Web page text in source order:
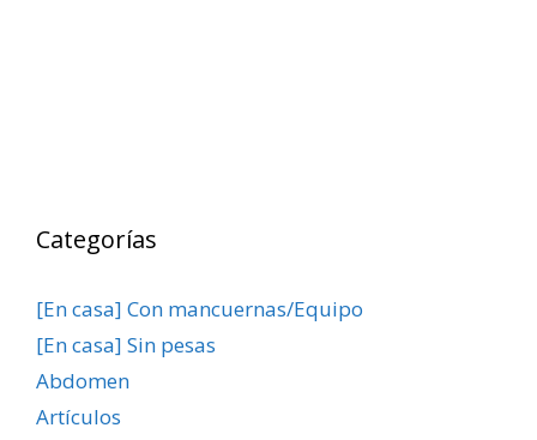
Categorías
[En casa] Con mancuernas/Equipo
[En casa] Sin pesas
Abdomen
Artículos